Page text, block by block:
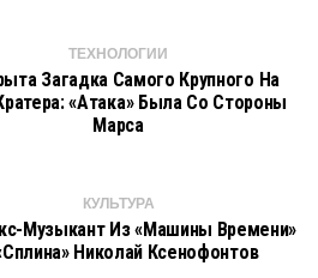
ТЕХНОЛОГИИ
Загадка Самого Крупного На
«атака» Была Со Стороны
Марса
КУЛЬТУРА
Музыкант Из «Машины Времени»
Николай Ксенофонтов